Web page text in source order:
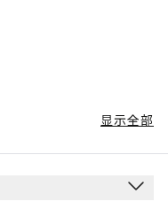
显示全部